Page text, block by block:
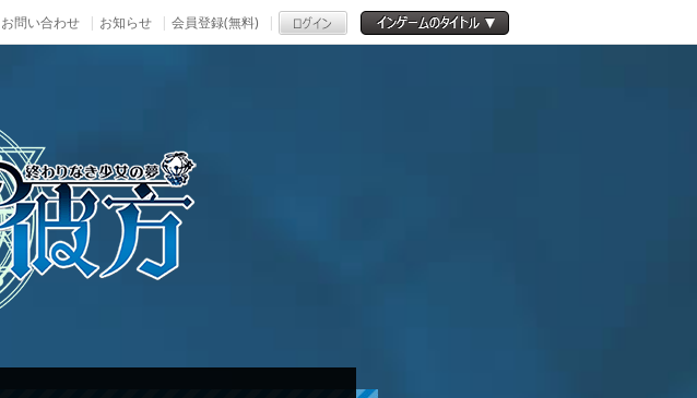
お問い合わせ お知らせ 会員登録(無料)